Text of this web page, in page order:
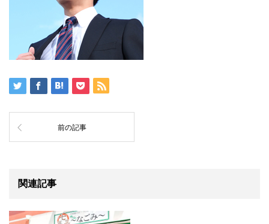
前の記事
関連記事